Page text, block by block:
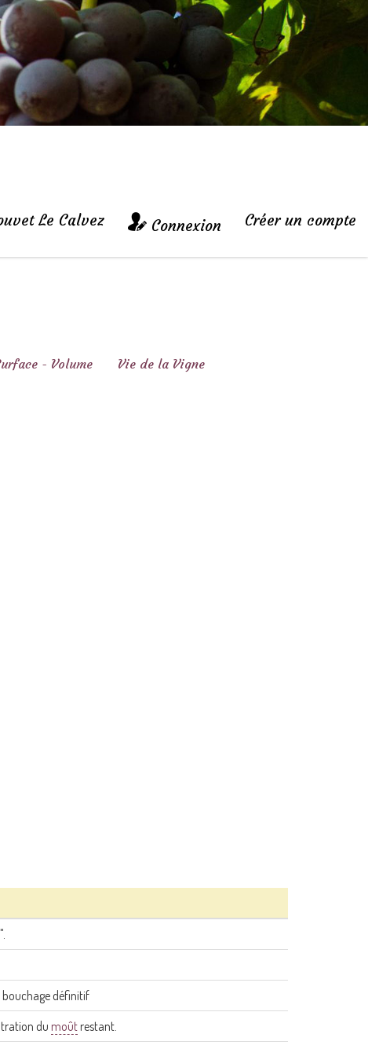
Le Calvez Connexion Créer un compte
- Volume Vie de la Vigne
définitif
du moût restant.